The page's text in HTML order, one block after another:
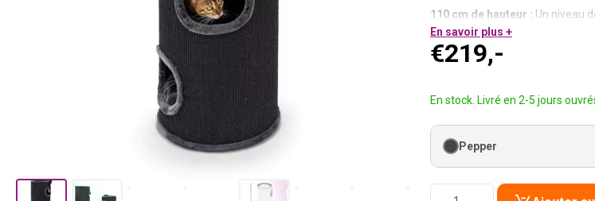
110 cm de hauteur : Un niveau
Diamètre plus large que les
Plaque de base extra épaisse :
Coussin lavable inclus :
Plus haut. Plus de place. Même
En savoir plus +
€219,-
En stock. Livré en 2-5 jours
Pepper